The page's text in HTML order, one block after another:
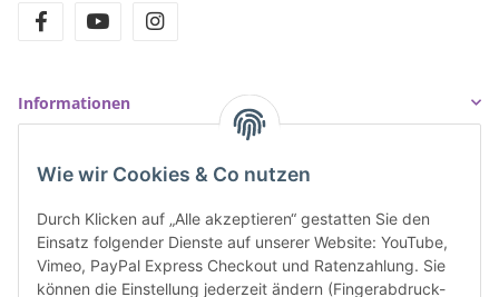
Wie wir Cookies & Co nutzen
Durch Klicken auf „Alle akzeptieren“ gestatten Sie den
Einsatz folgender Dienste auf unserer Website: YouTube,
Vimeo, PayPal Express Checkout und Ratenzahlung. Sie
können die Einstellung jederzeit ändern (Fingerabdruck-
facebookyoutube
Informationen
Gesetzliche Informationen
VERTRAG WIDERRUFEN